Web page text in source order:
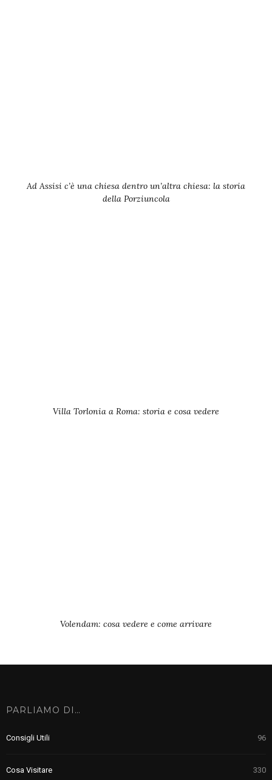
Ad Assisi c’è una chiesa dentro un’altra chiesa: la storia
della Porziuncola
Villa Torlonia a Roma: storia e cosa vedere
Volendam: cosa vedere e come arrivare
PARLIAMO DI…
Consigli Utili 96
Cosa Visitare 330